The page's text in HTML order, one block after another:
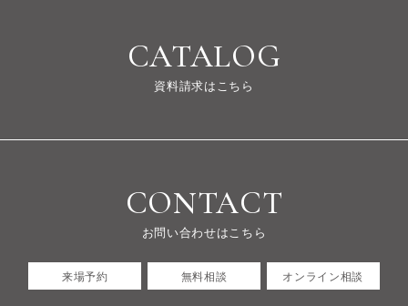
CATALOG
資料請求はこちら
CONTACT
お問い合わせはこちら
来場予約 無料相談 オンライン相談